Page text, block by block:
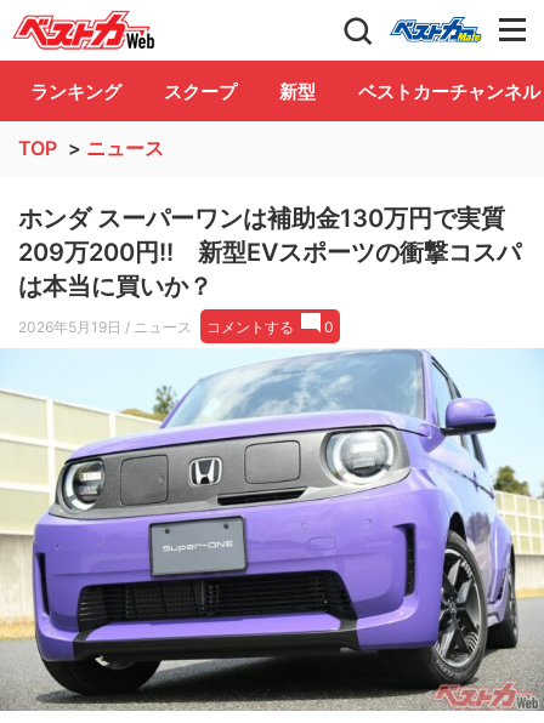
自動車情報誌「ベストカー」 Club
ランキング スクープ 新型 ベストカーチャンネル
TOP > ニュース
ホンダ スーパーワンは補助金130万円で実質
209万200円!! 新型EVスポーツの衝撃コスパ
は本当に買いか？
2026年5月19日 / ニュース コメントする 0